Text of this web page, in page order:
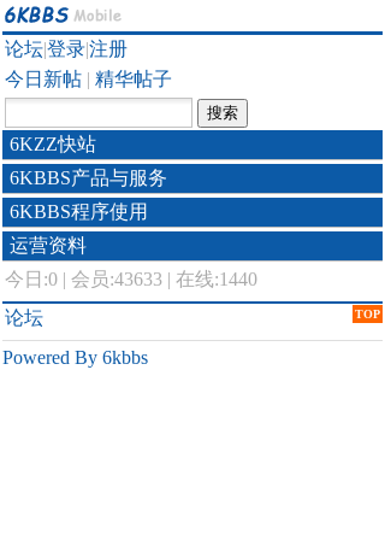
论坛|登录|注册
今日新帖 | 精华帖子
6KZZ快站
6KBBS产品与服务
6KBBS程序使用
运营资料
今日:0 | 会员:43633 | 在线:1440
TOP
论坛
Powered By 6kbbs